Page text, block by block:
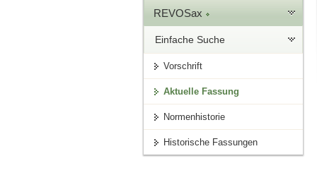
REVOSax
Einfache Suche
Vorschrift
Aktuelle Fassung
Normenhistorie
Historische Fassungen